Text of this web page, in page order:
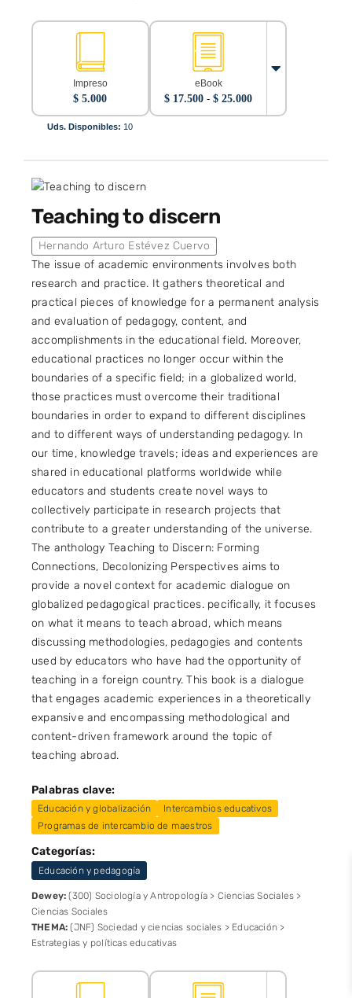
Impreso
$ 5.000
Uds. Disponibles: 10
eBook
$ 17.500 - $ 25.000Rango
Teaching to discern
Hernando Arturo Estévez Cuervo
The issue of academic environments involves both
research and practice. It gathers theoretical and
practical pieces of knowledge for a permanent analysis
and evaluation of pedagogy, content, and
accomplishments in the educational field. Moreover,
educational practices no longer occur within the
boundaries of a specific field; in a globalized world,
those practices must overcome their traditional
boundaries in order to expand to different disciplines
and to different ways of understanding pedagogy. In
our time, knowledge travels; ideas and experiences are
shared in educational platforms worldwide while
educators and students create novel ways to
collectively participate in research projects that
contribute to a greater understanding of the universe.
The anthology Teaching to Discern: Forming
Connections, Decolonizing Perspectives aims to
provide a novel context for academic dialogue on
globalized pedagogical practices. pecifically, it focuses
on what it means to teach abroad, which means
discussing methodologies, pedagogies and contents
used by educators who have had the opportunity of
teaching in a foreign country. This book is a dialogue
that engages academic experiences in a theoretically
expansive and encompassing methodological and
content-driven framework around the topic of
teaching abroad.
Palabras clave:
Educación y globalización
Intercambios educativos
Programas de intercambio de maestros
Categorías:
Educación y pedagogía
Dewey: (300) Sociología y Antropología > Ciencias Sociales >
Ciencias Sociales
THEMA: (JNF) Sociedad y ciencias sociales > Educación >
Estrategias y políticas educativas